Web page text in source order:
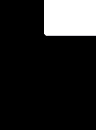
Michaela